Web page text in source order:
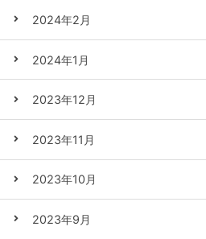
2024年2月
2024年1月
2023年12月
2023年11月
2023年10月
2023年9月